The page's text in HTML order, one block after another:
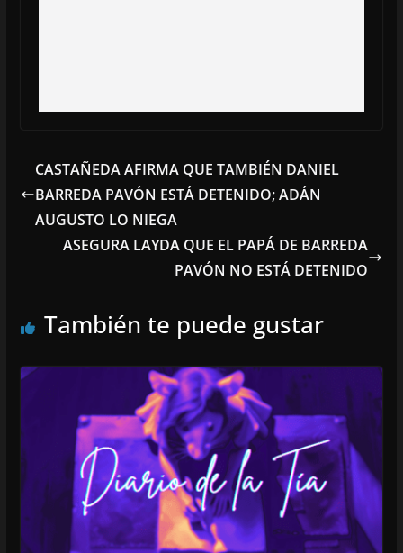
CASTAÑEDA AFIRMA QUE TAMBIÉN DANIEL
BARREDA PAVÓN ESTÁ DETENIDO; ADÁN
AUGUSTO LO NIEGA
ASEGURA LAYDA QUE EL PAPÁ DE BARREDA
PAVÓN NO ESTÁ DETENIDO
También te puede gustar